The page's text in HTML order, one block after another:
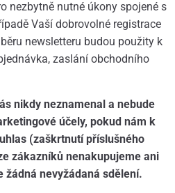
nezbytně nutné úkony spojené s
Vaší dobrovolné registrace
newsletteru budou použity k
zaslání obchodního
nikdy neznamenal a nebude
účely, pokud nám k
(zaškrtnutí příslušného
zákazníků nenakupujeme ani
žádná nevyžádaná sdělení.